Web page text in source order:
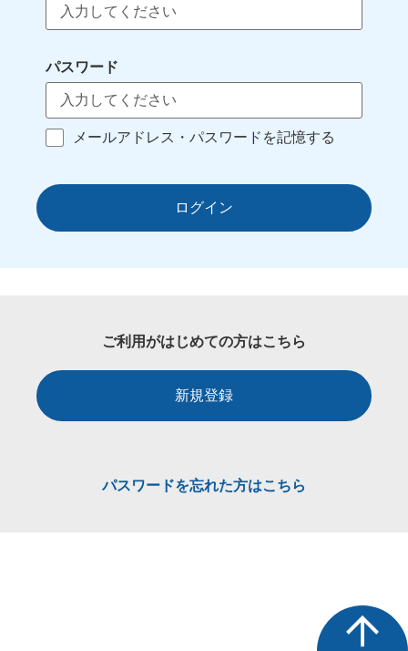
パスワード
メールアドレス・パスワードを記憶する
ログイン
ご利用がはじめての方はこちら
新規登録
パスワードを忘れた方はこちら